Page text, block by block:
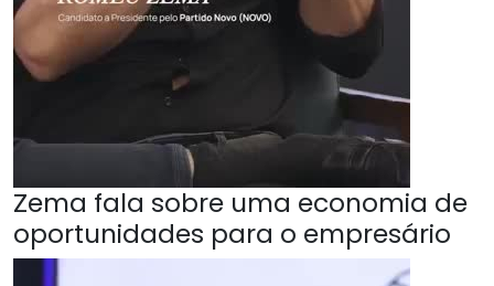
Zema fala sobre uma economia de
oportunidades para o empresário